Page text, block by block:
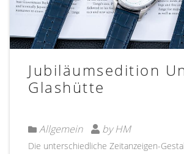
Jubiläumsedition
Glashütte
Allgemein by HM
Die unterschiedliche Zeitanzeigen-